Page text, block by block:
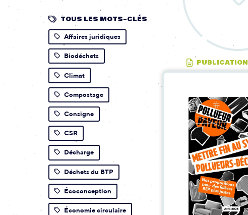
TOUS LES MOTS-CLÉS
Affaires juridiques
Biodéchets
Climat
Compostage
Consigne
CSR
Décharge
Déchets du BTP
Écoconception
Économie circulaire
PUBLICATION